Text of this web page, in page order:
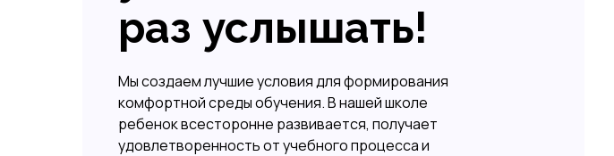
раз услышать!
Мы создаем лучшие условия для формирования
комфортной среды обучения. В нашей школе
ребенок всесторонне развивается, получает
удовлетворенность от учебного процесса и